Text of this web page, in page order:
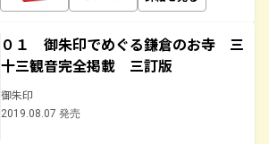
０１ 御朱印でめぐる鎌倉のお寺 三
十三観音完全掲載 三訂版
御朱印
2019.08.07 発売